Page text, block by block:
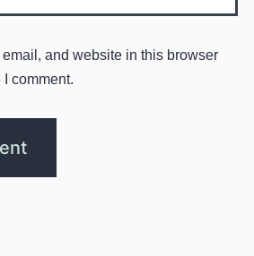
and website in this browser
I comment.